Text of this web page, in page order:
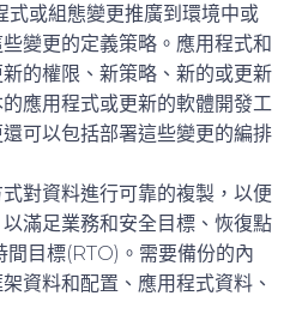
式或組態變更推廣到環境中或
變更的定義策略。應用程式和
的權限、新策略、新的或更新
應用程式或更新的軟體開發工
可以包括部署這些變更的編排
對資料進行可靠的複製，以便
滿足業務和安全目標、恢復點
間目標(RTO)。需要備份的內
資料和配置、應用程式資料、